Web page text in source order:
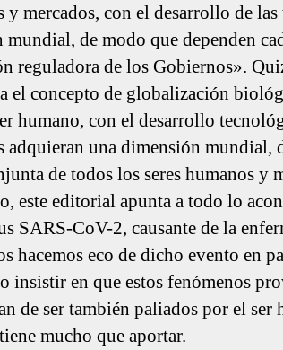
y mercados, con el desarrollo de
de modo que dependen
reguladora de los Gobiernos».
el concepto de globalización
humano, con el desarrollo
una dimensión mundial,
de todos los seres humanos y
este editorial apunta a todo lo
SARS-CoV-2, causante de la
hacemos eco de dicho evento en
insistir en que estos fenómenos
de ser también paliados por el
mucho que aportar.